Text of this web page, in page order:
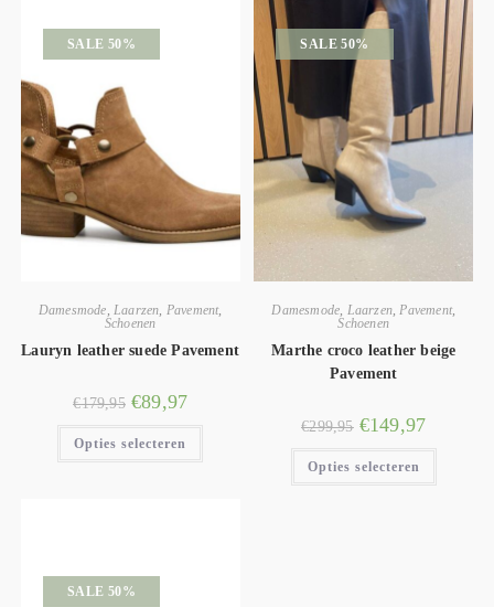
SALE 50%
Damesmode Laarzen Pavement,
Schoenen
Lauryn leather suede Pavement
€179,95 €89,97
Opties selecteren
SALE 50%
Damesmode Laarzen Pavement,
Schoenen
Marthe croco leather beige
Pavement
€299,95 €149,97
Opties selecteren
SALE 50%